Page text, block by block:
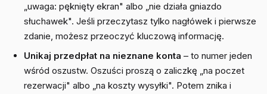
„uwaga: pęknięty ekran" albo „nie działa gniazdo
słuchawek". Jeśli przeczytasz tylko nagłówek i pierwsze
zdanie, możesz przeoczyć kluczową informację.
Unikaj przedpłat na nieznane konta – to numer jeden
wśród oszustw. Oszuści proszą o zaliczkę „na poczet
rezerwacji" albo „na koszty wysyłki". Potem znika i